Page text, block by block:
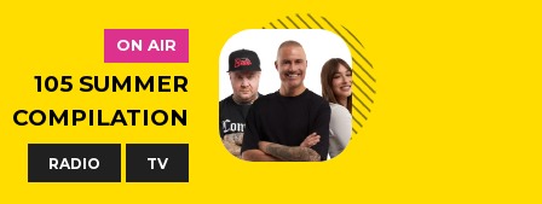
ON AIR
105 SUMMER
COMPILATION
RADIO TV